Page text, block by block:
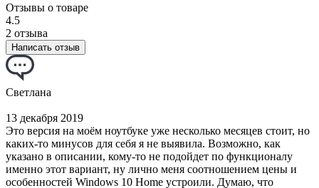
Отзывы о товаре
4.5
2 отзыва
Написать отзыв
Светлана
13 декабря 2019
Это версия на моём ноутбуке уже несколько месяцев стоит, но
каких-то минусов для себя я не выявила. Возможно, как
указано в описании, кому-то не подойдет по функционалу
именно этот вариант, ну лично меня соотношением цены и
особенностей Windows 10 Home устроили. Думаю, что